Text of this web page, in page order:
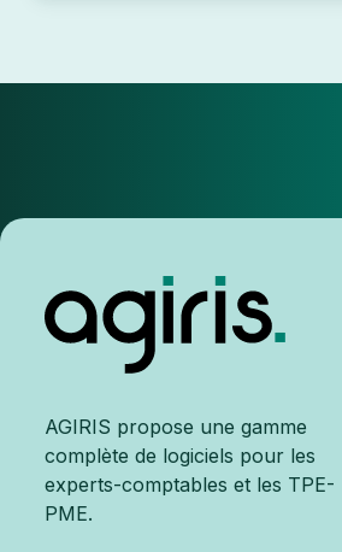
AGIRIS propose une gamme
complète de logiciels pour les
experts-comptables et les TPE-
PME.